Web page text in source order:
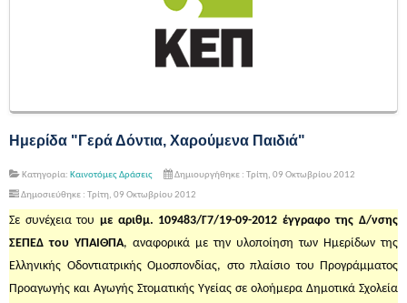
Ημερίδα "Γερά Δόντια, Χαρούμενα Παιδιά"
Κατηγορία: Καινοτόμες Δράσεις
Δημιουργήθηκε : Τρίτη, 09 Οκτωβρίου 2012
Δημοσιεύθηκε : Τρίτη, 09 Οκτωβρίου 2012
Σε συνέχεια του με αριθμ. 109483/Γ7/19-09-2012 έγγραφο της Δ/νσης
ΣΕΠΕΔ του ΥΠΑΙΘΠΑ, αναφορικά με την υλοποίηση των Ημερίδων της
Ελληνικής Οδοντιατρικής Ομοσπονδίας, στο πλαίσιο του Προγράμματος
Προαγωγής και Αγωγής Στοματικής Υγείας σε ολοήμερα Δημοτικά Σχολεία